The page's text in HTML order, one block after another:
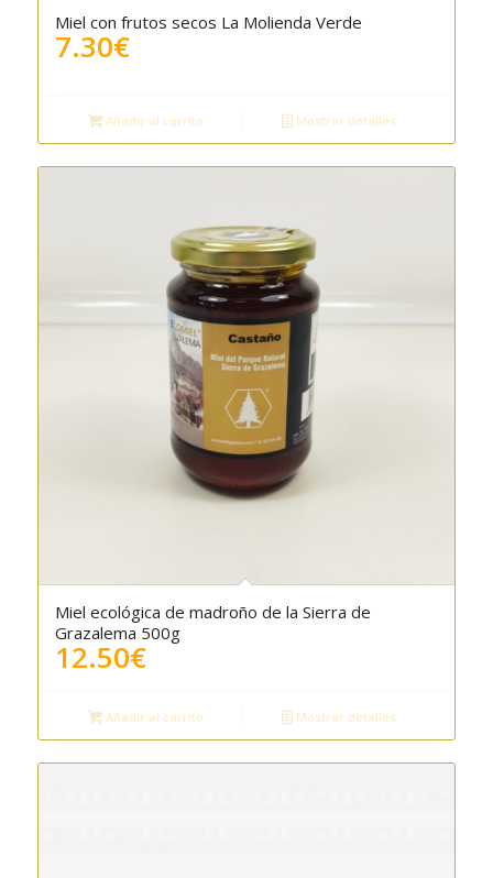
5.00
Miel con frutos secos La Molienda Verde
7.30€
Añadir al carrito Mostrar detalles
Miel ecológica de madroño de la Sierra de
Grazalema 500g
12.50€
Añadir al carrito Mostrar detalles